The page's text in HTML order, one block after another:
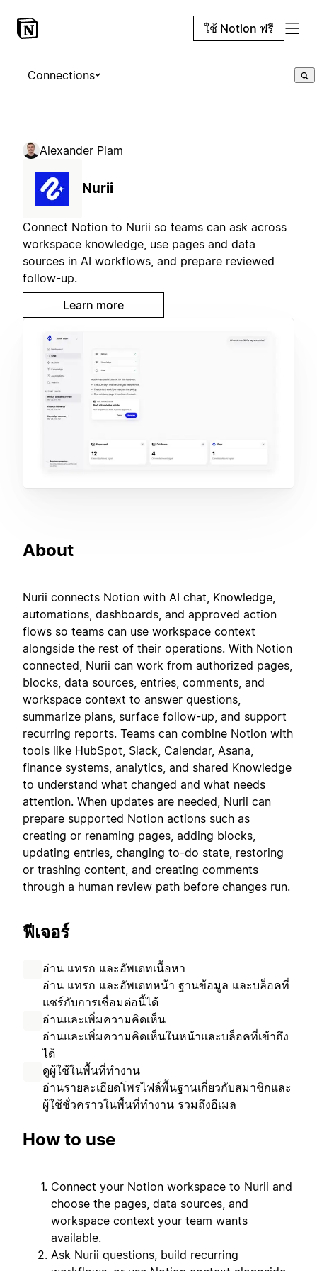
ใช้ Notion ฟรี
Connections
Alexander Plam
Nurii
Connect Notion to Nurii so teams can ask across
workspace knowledge, use pages and data
sources in AI workflows, and prepare reviewed
follow-up.
Learn more
About
Nurii connects Notion with AI chat, Knowledge,
automations, dashboards, and approved action
flows so teams can use workspace context
alongside the rest of their operations. With Notion
connected, Nurii can work from authorized pages,
blocks, data sources, entries, comments, and
workspace context to answer questions,
summarize plans, surface follow-up, and support
recurring reports. Teams can combine Notion with
tools like HubSpot, Slack, Calendar, Asana,
finance systems, analytics, and shared Knowledge
to understand what changed and what needs
attention. When updates are needed, Nurii can
prepare supported Notion actions such as
creating or renaming pages, adding blocks,
updating entries, changing to-do state, restoring
or trashing content, and creating comments
through a human review path before changes run.
ฟีเจอร์
อ่าน แทรก และอัพเดทเนื้อหา
อ่าน แทรก และอัพเดทหน้า ฐานข้อมูล และบล็อคที่
แชร์กับการเชื่อมต่อนี้ได้
อ่านและเพิ่มความคิดเห็น
อ่านและเพิ่มความคิดเห็นในหน้าและบล็อคที่เข้าถึง
ได้
ดูผู้ใช้ในพื้นที่ทำงาน
อ่านรายละเอียดโพรไฟล์พื้นฐานเกี่ยวกับสมาชิกและ
ผู้ใช้ชั่วคราวในพื้นที่ทำงาน รวมถึงอีเมล
How to use
Connect your Notion workspace to Nurii and
choose the pages, data sources, and
workspace context your team wants
available.
Ask Nurii questions, build recurring